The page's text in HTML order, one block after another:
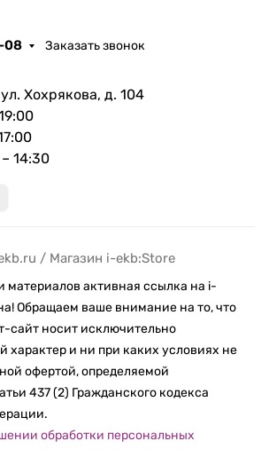
08 Заказать звонок
Хохрякова, д. 104
14:30
/ Магазин i-ekb:Store
материалов активная ссылка на i-
Обращаем ваше внимание на то, что
сайт носит исключительно
и ни при каких условиях не
офертой, определяемой
437 (2) Гражданского кодекса
обработки персональных